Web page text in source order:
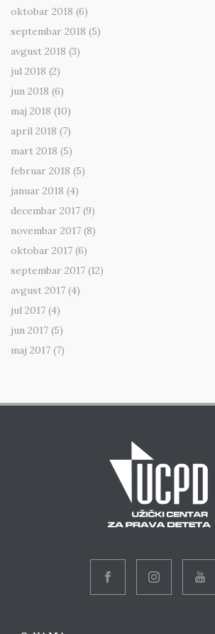
oktobar 2018 (6)
septembar 2018 (5)
avgust 2018 (3)
jul 2018 (2)
jun 2018 (6)
maj 2018 (10)
april 2018 (7)
mart 2018 (5)
februar 2018 (5)
januar 2018 (4)
decembar 2017 (9)
novembar 2017 (8)
oktobar 2017 (6)
septembar 2017 (12)
avgust 2017 (4)
jul 2017 (4)
jun 2017 (5)
maj 2017 (7)